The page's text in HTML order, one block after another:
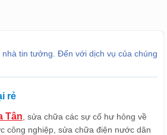
tin tưởng. Đến với dịch vụ của chúng
rẻ
Tân , sửa chữa các sự cố hư hỏng về
công nghiệp, sửa chữa điện nước dân